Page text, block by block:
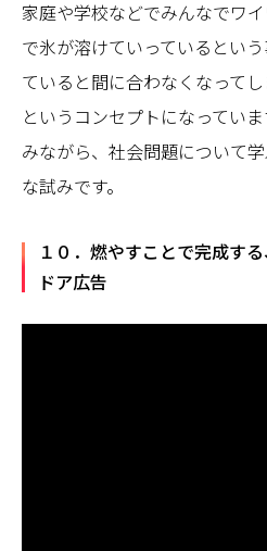
家庭や学校などでみんなでワ
で氷が溶けていっているとい
ていると間に合わなくなって
というコンセプトになってい
みながら、社会問題について
な試みです。
１０．燃やすことで完成す
ドア広告